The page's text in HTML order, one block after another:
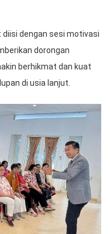
dengan sesi motivasi
dorongan
berhikmat dan kuat
di usia lanjut.